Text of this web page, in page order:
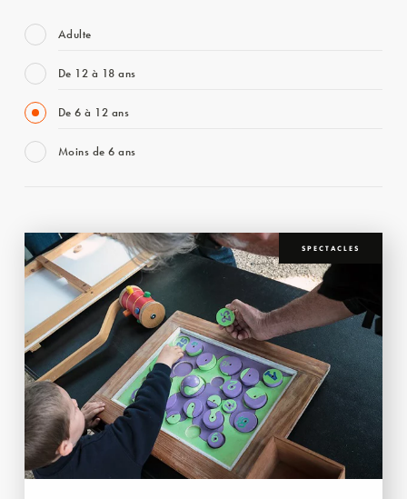
Adulte
De 12 à 18 ans
De 6 à 12 ans
Moins de 6 ans
SPECTACLES